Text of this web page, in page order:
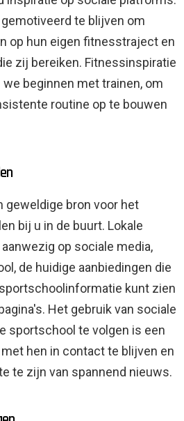
te blijven om
op hun eigen fitnesstraject en
zij bereiken. Fitnessinspiratie
beginnen met trainen, om
routine op te bouwen
geweldige bron voor het
bij u in de buurt. Lokale
op sociale media,
de huidige aanbiedingen die
kunt zien
Het gebruik van sociale
sportschool te volgen is een
hen in contact te blijven en
te zijn van spannend nieuws.